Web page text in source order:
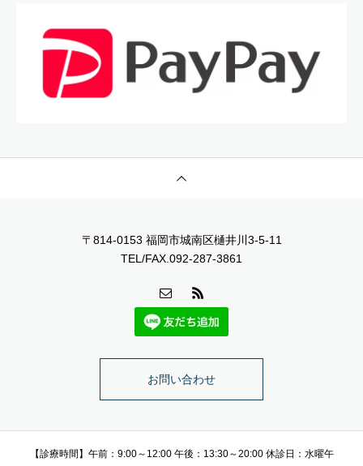
〒814-0153 福岡市城南区樋井川3-5-11
TEL/FAX.092-287-3861
お問い合わせ
【診療時間】午前：9:00～12:00 午後：13:30～20:00 休診日：水曜午